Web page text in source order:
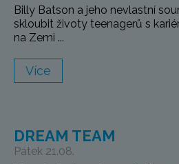
Billy Batson a jeho nevlastní
skloubit životy teenagerů s
na Zemi ...
Více
DREAM TEAM
Pátek 21.08.